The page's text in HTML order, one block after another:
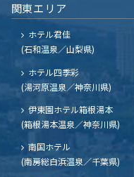
関東エリア
ホテル君佳
(石和温泉／山梨県)
ホテル四季彩
(湯河原温泉／神奈川県)
伊東園ホテル箱根湯本
(箱根湯本温泉／神奈川県)
南国ホテル
(南房総白浜温泉／千葉県)